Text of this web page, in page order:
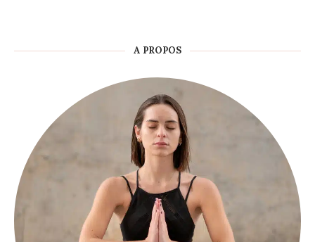
A PROPOS